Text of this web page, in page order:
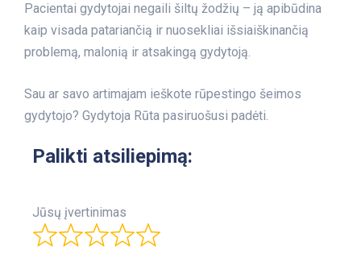
Pacientai gydytojai negaili šiltų žodžių – ją apibūdina
kaip visada patariančią ir nuosekliai išsiaiškinančią
problemą, malonią ir atsakingą gydytoją.
Sau ar savo artimajam ieškote rūpestingo šeimos
gydytojo? Gydytoja Rūta pasiruošusi padėti.
Palikti atsiliepimą:
Jūsų įvertinimas